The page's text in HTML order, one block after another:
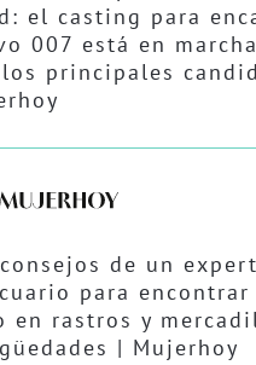
el casting para
007 está en
principales
de un
para encontrar
en rastros y
| Mujerhoy